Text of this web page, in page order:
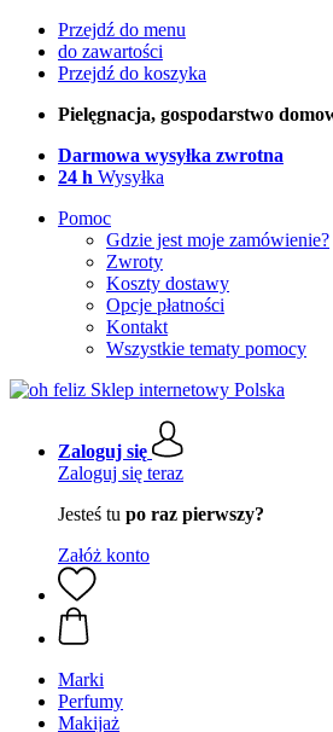
Przejdź do menu
do zawartości
Przejdź do koszyka
Pielęgnacja, gospodarstwo
Darmowa wysyłka zwrotna
24 h Wysyłka
Pomoc
Gdzie jest moje zamówienie?
Zwroty
Koszty dostawy
Opcje płatności
Kontakt
Wszystkie tematy pomocy
Zaloguj się
Zaloguj się teraz
Jesteś tu po raz pierwszy?
Załóż konto
Marki
Perfumy
Makijaż